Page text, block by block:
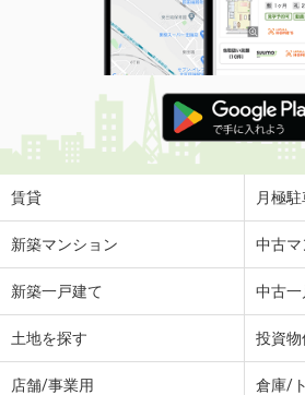
賃貸 月極
新築マンション 中古マ
新築一戸建て 中古一
土地を探す 投資物
店舗/事業用 倉庫/